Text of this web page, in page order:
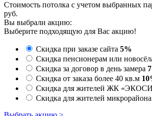
Стоимость потолка с учетом выбранных
руб.
Вы выбрали акцию:
Выберите подходящую для Вас акцию!
Скидка при заказе сайта 5%
Скидка пенсионерам или
Скидка за договор в день замера
Скидка от заказа более 40 кв.м
Скидка для жителей ЖК
Скидка для жителей